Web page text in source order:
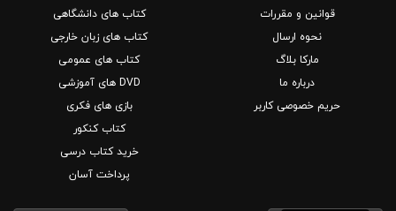
قوانین و مقررات
نحوه ارسال
مارکا بلاگ
درباره ما
حریم خصوصی کاربر
کتاب های دانشگاهی
کتاب های زبان خارجی
کتاب های عمومی
DVD های آموزشی
بازی های فکری
کتاب کنکور
خرید کتاب درسی
پرداخت آسان